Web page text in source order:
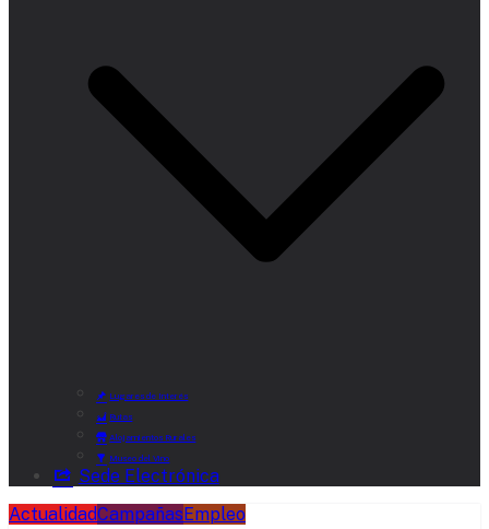
Lugares de Interés
Rutas
Alojamientos Rurales
Museo del Vino
Sede Electrónica
ActualidadCampañas Empleo